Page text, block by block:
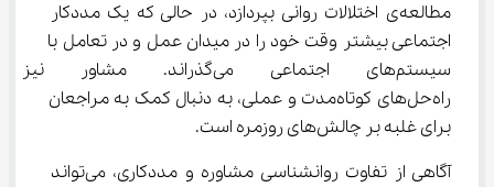
مطالعه‌ی اختلالات روانی بپردازد، در حالی که یک مددکار
اجتماعی بیشتر وقت خود را در میدان عمل و در تعامل با
سیستم‌های اجتماعی
راه‌حل‌های کوتاه‌مدت و عملی، به دنبال کمک به مراجعان
برای غلبه بر چالش‌های روزمره است.
آگاهی از تفاوت روانشناسی مشاوره و مددکاری، می‌تواند